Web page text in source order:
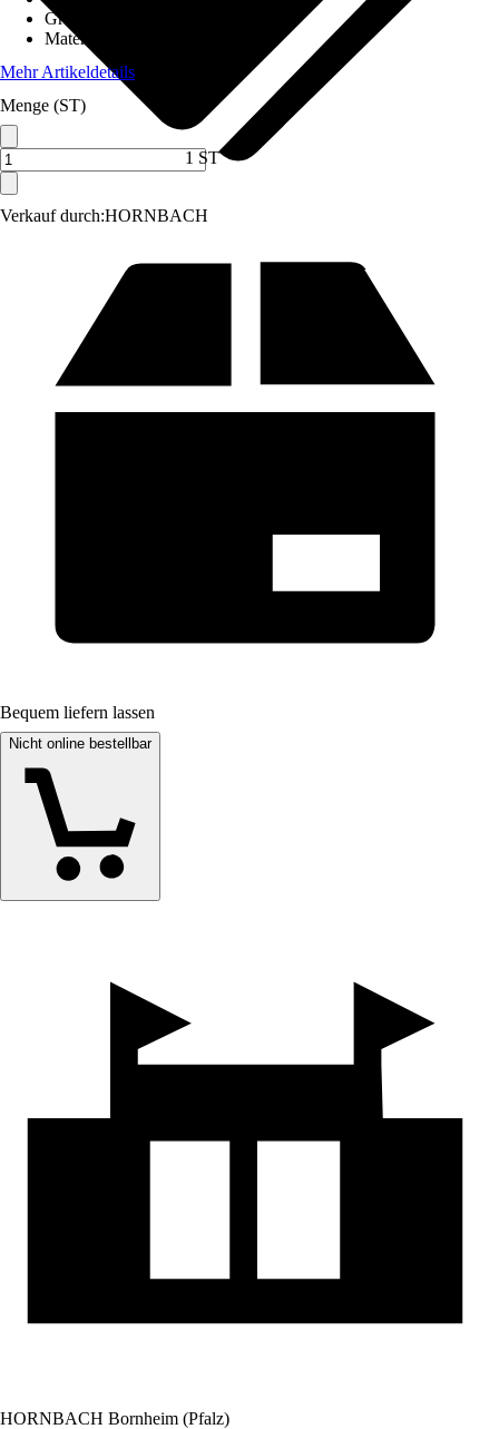
Verkauf durch:HORNBACH
Grundfarbe
Material
Mehr Artikeldetails
Menge (ST)
1 ST
Bequem liefern lassen
Nicht online bestellbar
HORNBACH Bornheim (Pfalz)